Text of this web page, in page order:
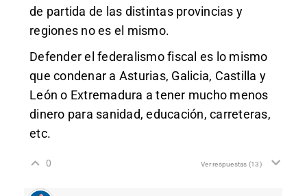
de partida de las distintas provincias y
regiones no es el mismo.
Defender el federalismo fiscal es lo mismo
que condenar a Asturias, Galicia, Castilla y
León o Extremadura a tener mucho menos
dinero para sanidad, educación, carreteras,
etc.
0 Ver respuestas (13)